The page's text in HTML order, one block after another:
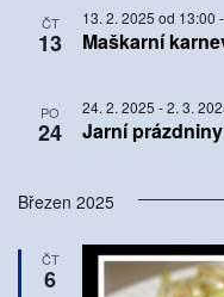
ČT
13 Maškarní
13. 2. 2025 od 13:00 -
PO
24 Jarní prázdniny
24. 2. 2025 -2. 3.
Březen 2025
ČT
6